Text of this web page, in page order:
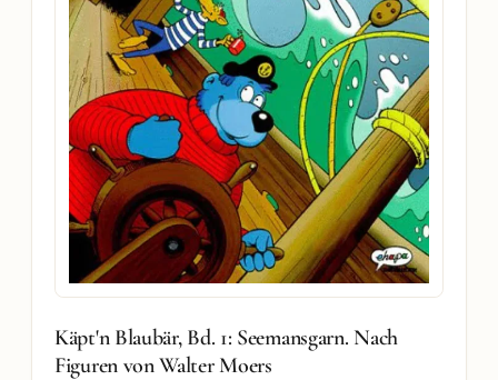
Käpt'n Blaubär, Bd. 1: Seemansgarn. Nach
Figuren von Walter Moers